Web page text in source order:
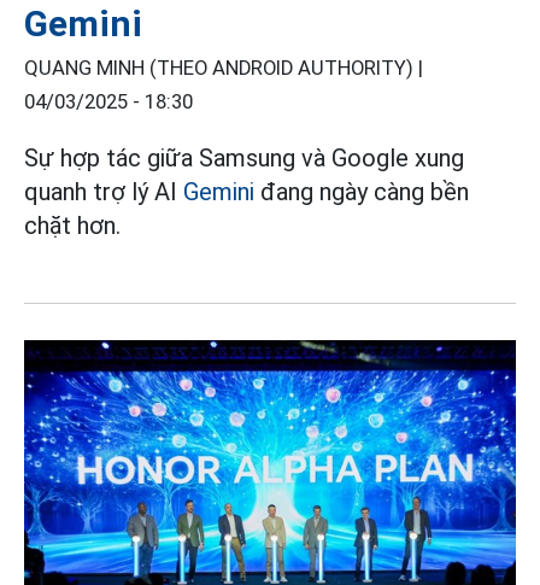
Gemini
QUANG MINH (THEO ANDROID AUTHORITY) |
04/03/2025 - 18:30
Sự hợp tác giữa Samsung và Google xung
quanh trợ lý AI Gemini đang ngày càng bền
chặt hơn.